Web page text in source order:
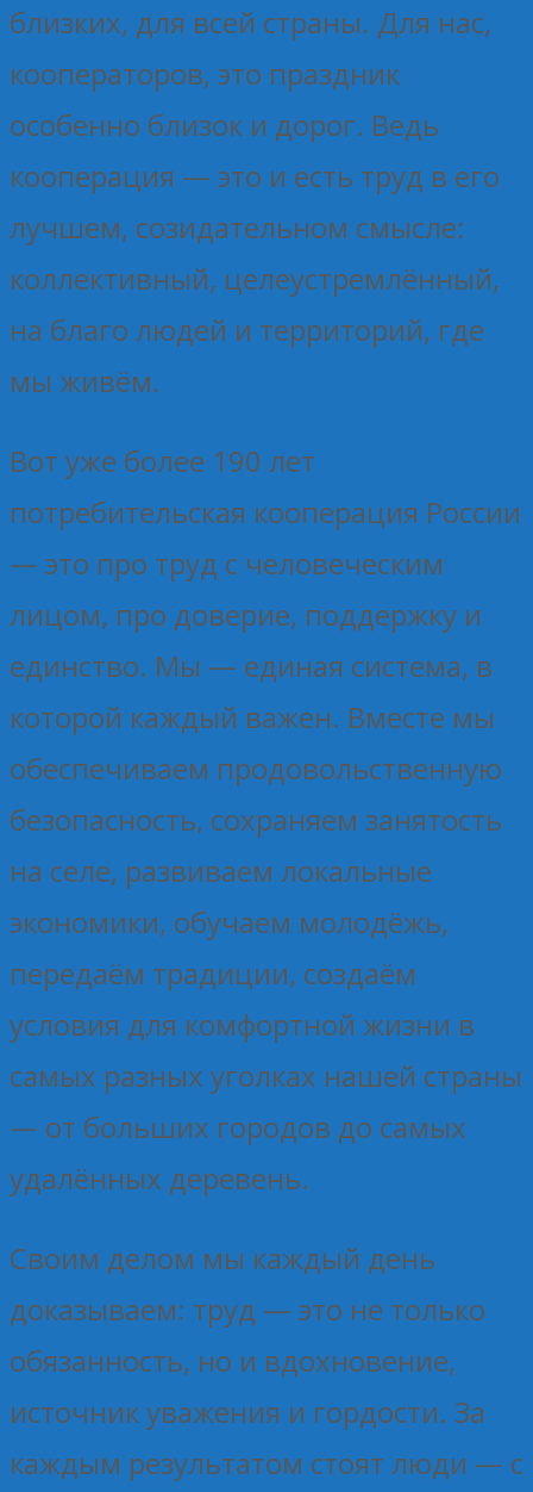
близких, для всей страны. Для нас,
кооператоров, это праздник
особенно близок и дорог. Ведь
кооперация — это и есть труд в его
лучшем, созидательном смысле:
коллективный, целеустремлённый,
на благо людей и территорий, где
мы живём.
Вот уже более 190 лет
потребительская кооперация России
— это про труд с человеческим
лицом, про доверие, поддержку и
единство. Мы — единая система, в
которой каждый важен. Вместе мы
обеспечиваем продовольственную
безопасность, сохраняем занятость
на селе, развиваем локальные
экономики, обучаем молодёжь,
передаём традиции, создаём
условия для комфортной жизни в
самых разных уголках нашей страны
— от больших городов до самых
удалённых деревень.
Своим делом мы каждый день
доказываем: труд — это не только
обязанность, но и вдохновение,
источник уважения и гордости. За
каждым результатом стоят люди — с